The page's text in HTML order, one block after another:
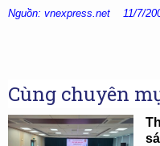
Nguồn: vnexpress.net 11/7/
Cùng chuyên